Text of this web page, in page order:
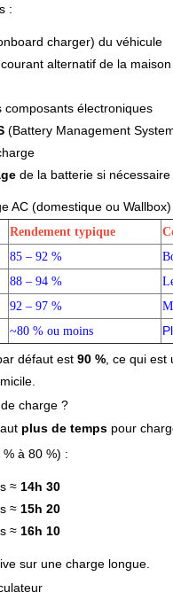
:
charger) du véhicule
alternatif de la
électroniques
(Battery Management
de la batterie si nécessaire
AC (domestique ou Wallbox)
Rendement typique
85 – 92 %
88 – 94 %
92 – 97 %
~80 % ou moins
défaut est 90 %, ce qui est
charge ?
plus de temps pour
à 80 %) :
≈ 14h 30
≈ 15h 20
≈ 16h 10
sur une charge longue.